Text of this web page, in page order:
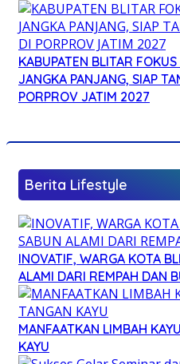
KABUPATEN BLITAR
JANGKA PANJANG, SIAP
PORPROV JATIM 2027
Berita Lifestyle
INOVATIF, WARGA KOTA
ALAMI DARI REMPAH DAN
MANFAATKAN LIMBAH
KAYU